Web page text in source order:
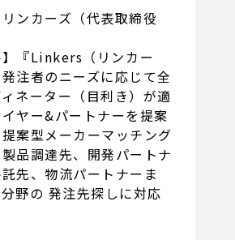
ンカーズ（代表取締役
】『Linkers（リンカー
注者のニーズに応じて全
ネーター（目利き）が適
ヤー&パートナーを提案
案型メーカーマッチング
品調達先、開発パートナ
先、物流パートナーま
野の 発注先探しに対応